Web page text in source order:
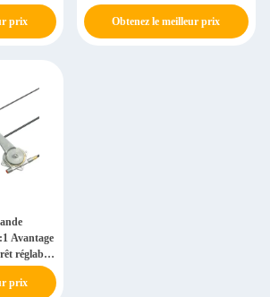
prix Obtenez le meilleur prix
Avantage
réglables
prix